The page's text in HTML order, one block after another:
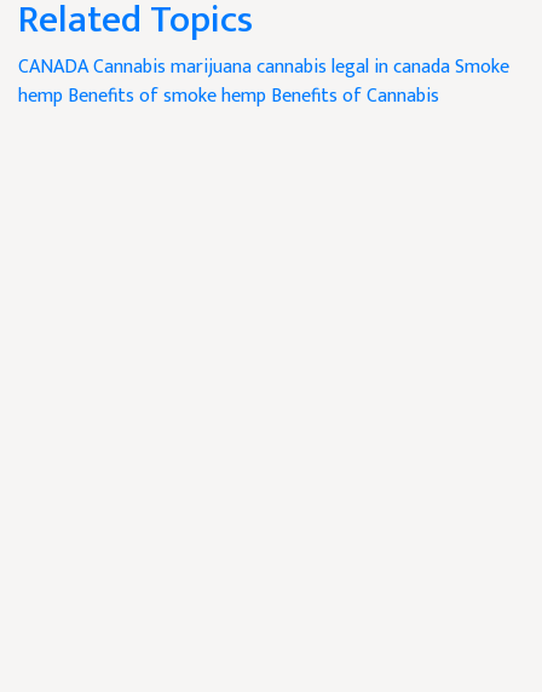
Related Topics
CANADACannabismarijuanacannabis legal in canadaSmoke
hempBenefits of smoke hempBenefits of Cannabis